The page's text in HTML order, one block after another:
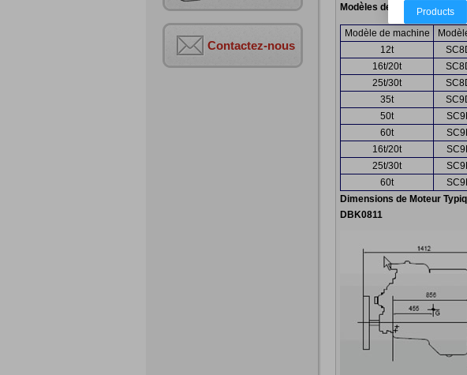
Contactez-nous
Modèles de Moteur de Grue
Modèle de machine
12t
16t/20t
25t/30t
35t
50t
60t
16t/20t
25t/30t
60t
Dimensions de Moteur
DBK0811
Products